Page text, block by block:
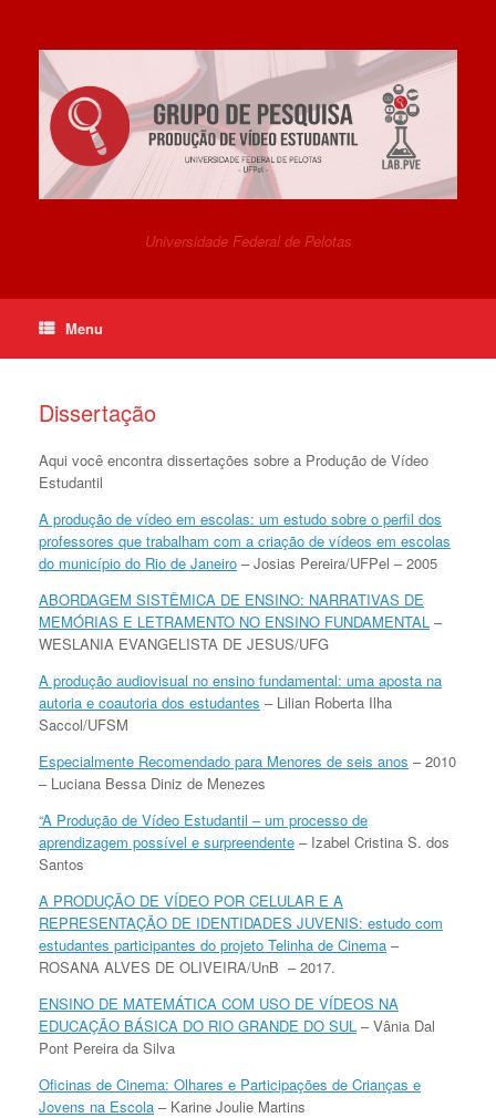
content
Universidade Federal de Pelotas
Menu
Dissertação
Aqui você encontra dissertações sobre a Produção de Vídeo
Estudantil
A produção de vídeo em escolas: um estudo sobre o perfil dos
professores que trabalham com a criação de vídeos em escolas
do município do Rio de Janeiro – Josias Pereira/UFPel – 2005
ABORDAGEM SISTÊMICA DE ENSINO: NARRATIVAS DE
MEMÓRIAS E LETRAMENTO NO ENSINO FUNDAMENTAL –
WESLANIA EVANGELISTA DE JESUS/UFG
A produção audiovisual no ensino fundamental: uma aposta na
autoria e coautoria dos estudantes – Lilian Roberta Ilha
Saccol/UFSM
Especialmente Recomendado para Menores de seis anos – 2010
– Luciana Bessa Diniz de Menezes
“A Produção de Vídeo Estudantil – um processo de
aprendizagem possível e surpreendente – Izabel Cristina S. dos
Santos
A PRODUÇÃO DE VÍDEO POR CELULAR E A
REPRESENTAÇÃO DE IDENTIDADES JUVENIS: estudo com
estudantes participantes do projeto Telinha de Cinema –
ROSANA ALVES DE OLIVEIRA/UnB – 2017.
ENSINO DE MATEMÁTICA COM USO DE VÍDEOS NA
EDUCAÇÃO BÁSICA DO RIO GRANDE DO SUL – Vânia Dal
Pont Pereira da Silva
Oficinas de Cinema: Olhares e Participações de Crianças e
Jovens na Escola – Karine Joulie Martins